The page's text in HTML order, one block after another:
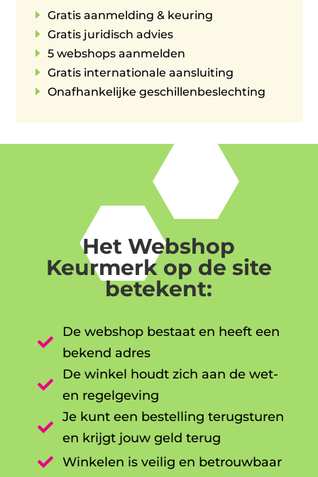
E Gratis aanmelding & keuring
E Gratis juridisch advies
E 5 webshops aanmelden
E Gratis internationale aansluiting
E Onafhankelijke geschillenbeslechting
Het Webshop
Keurmerk op de site
betekent:

De webshop bestaat en heeft een
bekend adres

De winkel houdt zich aan de wet-
en regelgeving

Je kunt een bestelling terugsturen
en krijgt jouw geld terug

Winkelen is veilig en betrouwbaar